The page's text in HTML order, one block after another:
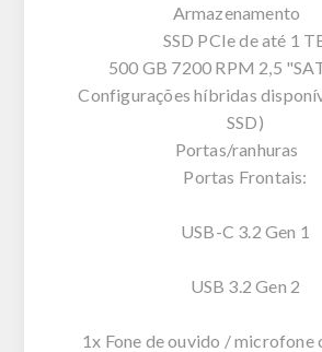
Armazenamento
SSD PCIe de até 1
500 GB 7200 RPM 2,5
Configurações híbridas
SSD)
Portas/ranhuras
Portas Frontais:
USB-C 3.2 Gen 1
USB 3.2 Gen 2
1x Fone de ouvido / microfone